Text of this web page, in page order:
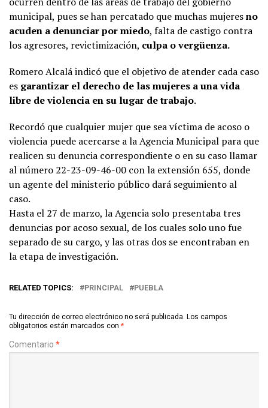
municipal, pues se han percatado que muchas mujeresno
acuden a denunciar por miedo, falta de castigo contra
los agresores, revictimización, culpa o vergüenza.
Romero Alcalá indicó que el objetivo de atender cada caso
es garantizar el derecho de las mujeres a una vida
libre de violencia en su lugar de trabajo.
Recordó que cualquier mujer que sea víctima de acoso o
violencia puede acercarse a la Agencia Municipal para que
realicen su denuncia correspondiente o en su caso llamar
al número 22-23-09-46-00 con la extensión 655, donde
un agente del ministerio público dará seguimiento al
caso.
Hasta el 27 de marzo, la Agencia solo presentaba tres
denuncias por acoso sexual, de los cuales solo uno fue
separado de su cargo, y las otras dos se encontraban en
la etapa de investigación.
RELATED TOPICS: PRINCIPAL PUEBLA
Tu dirección de correo electrónico no será publicada. Los campos
obligatorios están marcados con *
Comentario *